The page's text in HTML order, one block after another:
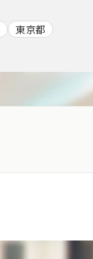
東京都